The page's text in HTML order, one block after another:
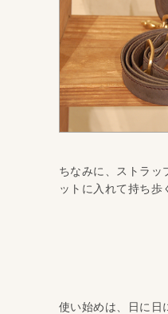
ちなみに、ストラッ
ットに入れて持ち歩
使い始めは、日に日